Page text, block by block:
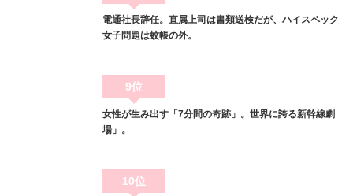
電通社長辞任。直属上司は書類送検だが、ハイスペック
女子問題は蚊帳の外。
9位
女性が生み出す「7分間の奇跡」。世界に誇る新幹線劇
場」。
10位